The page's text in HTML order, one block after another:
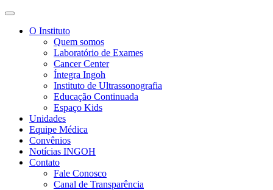
O Instituto
Quem somos
Laboratório de Exames
Cancer Center
Íntegra Ingoh
Instituto de Ultrassonografia
Educação Continuada
Espaço Kids
Unidades
Equipe Médica
Convênios
Notícias INGOH
Contato
Fale Conosco
Canal de Transparência